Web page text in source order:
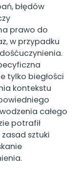
błędów
prawo do
w przypadku
tylko biegłości
kontekstu
całego
potrafił
sztuki